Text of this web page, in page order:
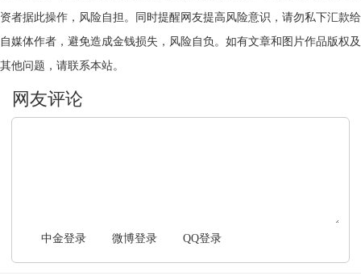
资者据此操作，风险自担。同时提醒网友提高风险意识，请勿私下汇款给
自媒体作者，避免造成金钱损失，风险自负。如有文章和图片作品版权及
其他问题，请联系本站。
中金登录 微博登录 QQ登录